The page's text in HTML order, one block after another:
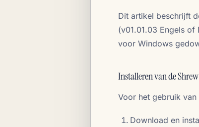
Dit artikel beschrijft
(v01.01.03 Engels
voor Windows
Installeren van de
Voor het gebruik
Download en